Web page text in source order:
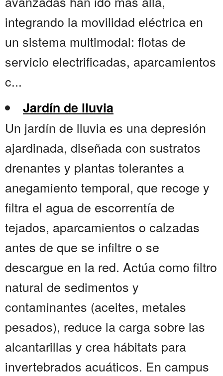
integrando la movilidad eléctrica en
un sistema multimodal: flotas de
servicio electrificadas, aparcamientos
c...
Jardín de lluvia
Un jardín de lluvia es una depresión
ajardinada, diseñada con sustratos
drenantes y plantas tolerantes a
anegamiento temporal, que recoge y
filtra el agua de escorrentía de
tejados, aparcamientos o calzadas
antes de que se infiltre o se
descargue en la red. Actúa como filtro
natural de sedimentos y
contaminantes (aceites, metales
pesados), reduce la carga sobre las
alcantarillas y crea hábitats para
invertebrados acuáticos. En campus